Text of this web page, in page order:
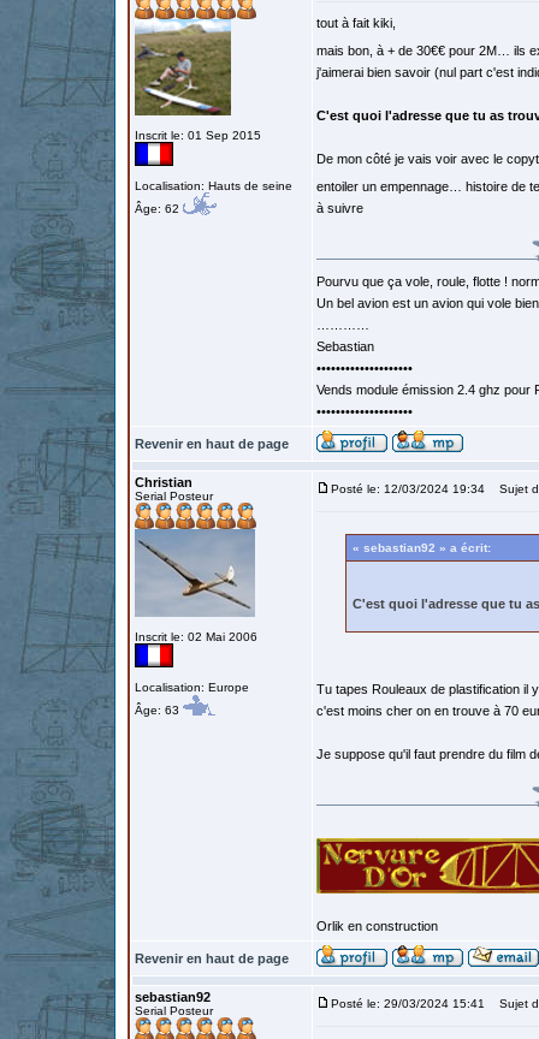
Inscrit le: 01 Sep 2015
Localisation: Hauts de seine
Âge: 62
tout à fait kiki,
mais bon, à + de 30€€ pour 2M… ils
j'aimerai bien savoir (nul part c'est
C'est quoi l'adresse que tu as
De mon côté je vais voir avec le
entoiler un empennage… histoire de
à suivre
Pourvu que ça vole, roule, flotte !
Un bel avion est un avion qui vole
Sebastian
••••••••••••••••••••
Vends module émission 2.4 ghz
••••••••••••••••••••
Revenir en haut de page
Christian
Serial Posteur
Inscrit le: 02 Mai 2006
Localisation: Europe
Âge: 63
Posté le: 12/03/2024 19:34 Sujet
« sebastian92 » a écrit:
C'est quoi l'adresse que tu
Tu tapes Rouleaux de plastification il
c'est moins cher on en trouve à 70
Je suppose qu'il faut prendre du film
Orlik en construction
Revenir en haut de page
sebastian92
Serial Posteur
Posté le: 29/03/2024 15:41 Sujet